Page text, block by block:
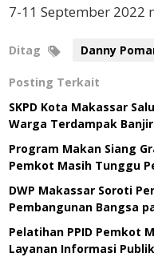
7-11 September 2022
Ditag Danny
Posting Terkait
SKPD Kota Makassar
Warga Terdampak
Program Makan Siang
Pemkot Masih Tunggu
DWP Makassar Soroti
Pembangunan Bangsa
Pelatihan PPID Pemkot
Layanan Informasi Publik